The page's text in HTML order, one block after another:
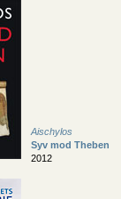
Aischylos
Syv mod Theben
2012